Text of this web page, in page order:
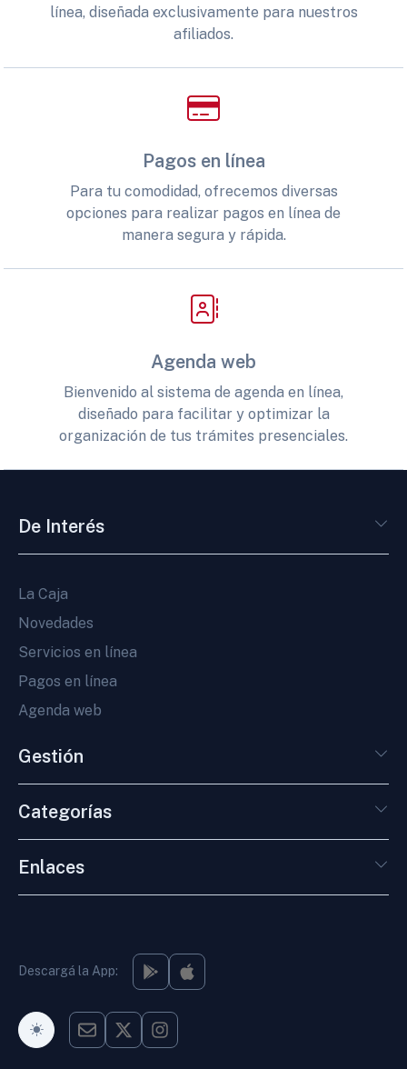
línea, diseñada exclusivamente para nuestros
afiliados.
Pagos en línea
Para tu comodidad, ofrecemos diversas
opciones para realizar pagos en línea de
manera segura y rápida.
Agenda web
Bienvenido al sistema de agenda en línea,
diseñado para facilitar y optimizar la
organización de tus trámites presenciales.
De Interés
La Caja
Novedades
Servicios en línea
Pagos en línea
Agenda web
Gestión
Categorías
Enlaces
Descargá la App:
Modo Oscuro